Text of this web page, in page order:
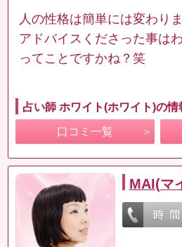
人の性格は簡単には変わりま
アドバイスくださった事は
ってことですかね？笑
占い師 ホワイト(ホワイト)の
口コミ一覧
MAI(マ